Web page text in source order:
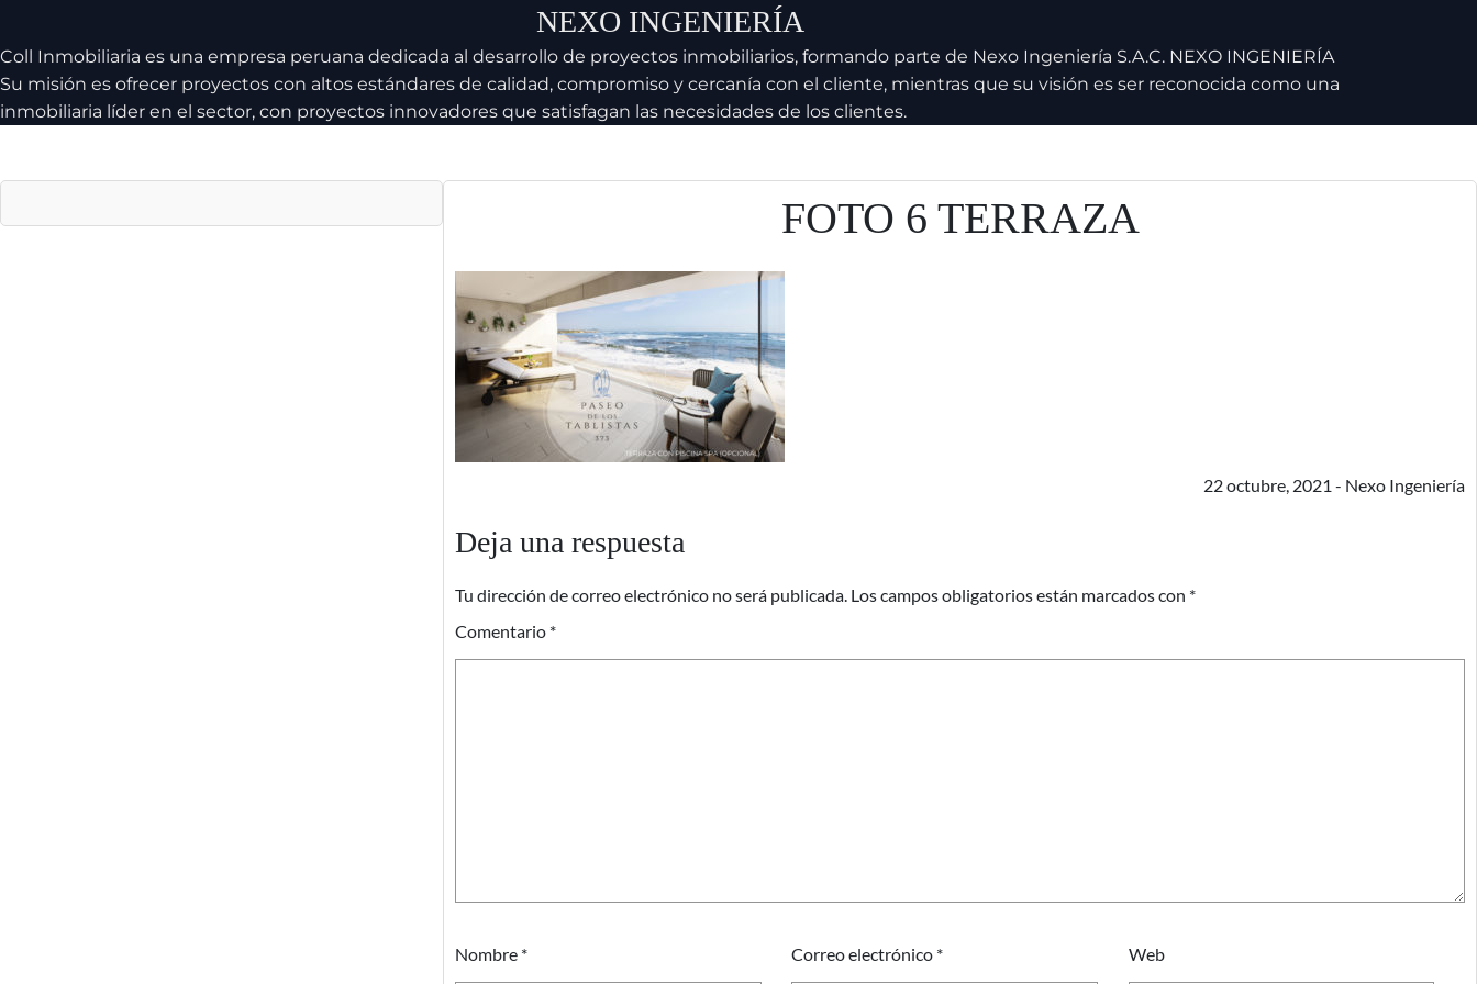
content
NEXO INGENIERÍA
Coll Inmobiliaria es una empresa peruana dedicada al desarrollo de proyectos inmobiliarios, formando parte de Nexo Ingeniería S.A.C. NEXO INGENIERÍA
Su misión es ofrecer proyectos con altos estándares de calidad, compromiso y cercanía con el cliente, mientras que su visión es ser reconocida como una
inmobiliaria líder en el sector, con proyectos innovadores que satisfagan las necesidades de los clientes.
FOTO 6 TERRAZA
22 octubre, 2021 - Nexo Ingeniería
Deja una respuesta
Tu dirección de correo electrónico no será publicada. Los campos obligatorios están marcados con *
Comentario *
Nombre * Correo electrónico * Web